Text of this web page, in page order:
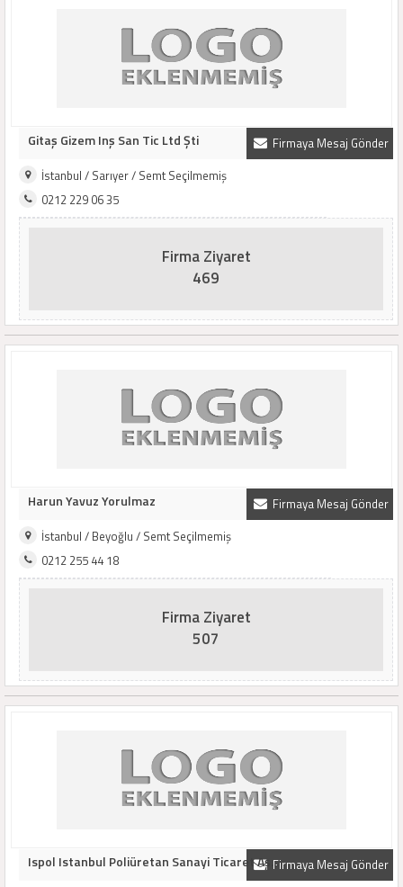
Firmaya Mesaj Gönder
Gitaş Gizem Inş San Tic Ltd Şti
İstanbul / Sarıyer / Semt Seçilmemiş
0212 229 06 35
Firma Ziyaret
469
Firmaya Mesaj Gönder
Harun Yavuz Yorulmaz
İstanbul / Beyoğlu / Semt Seçilmemiş
0212 255 44 18
Firma Ziyaret
507
Firmaya Mesaj Gönder
Ispol Istanbul Poliüretan Sanayi Ticaret Aş...